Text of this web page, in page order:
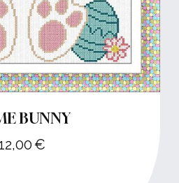
BUNNY
€